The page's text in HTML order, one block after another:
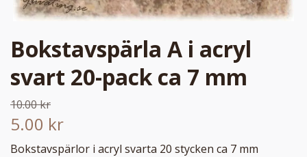
Bokstavspärla A i acryl
svart 20-pack ca 7 mm
10.00 kr
5.00 kr
Bokstavspärlor i acryl svarta 20 stycken ca 7 mm